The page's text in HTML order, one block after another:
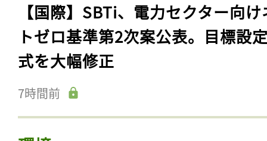
【国際】SBTi、電力セクター向
トゼロ基準第2次案公表。目標設
式を大幅修正
7時間前